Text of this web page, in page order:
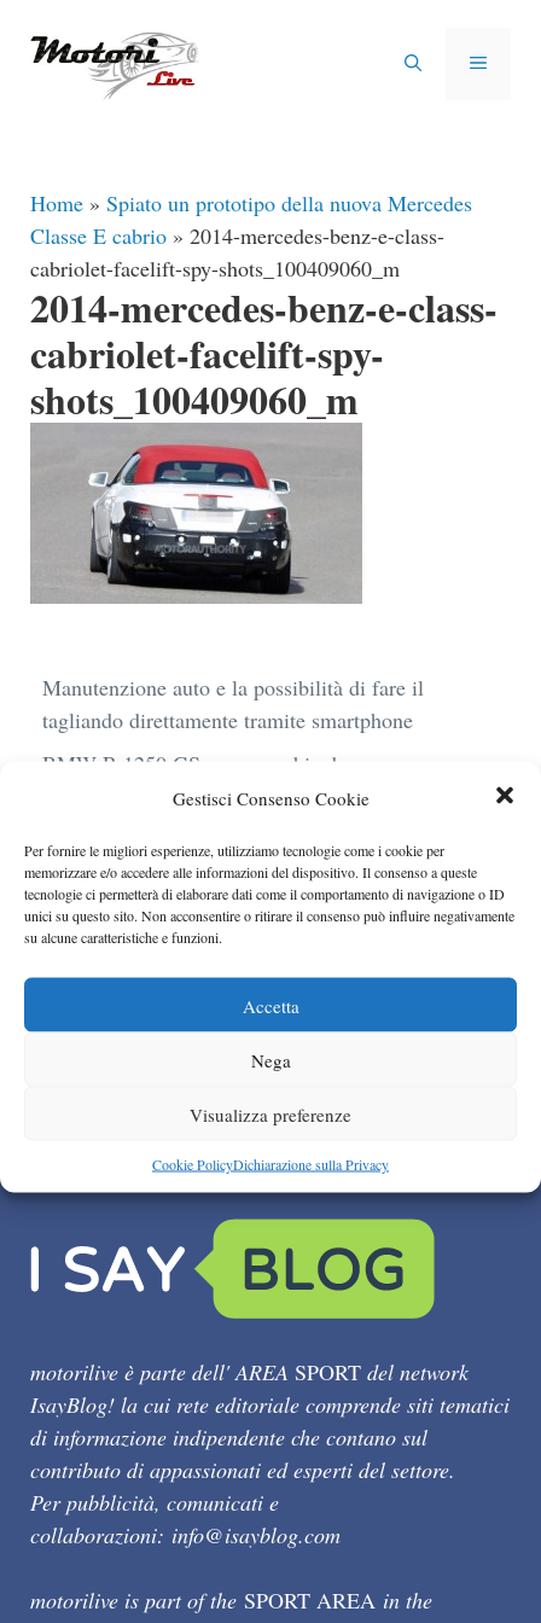
Gestisci Consenso Cookie
Per fornire le migliori esperienze, utilizziamo tecnologie come i cookie per
memorizzare e/o accedere alle informazioni del dispositivo. Il consenso a queste
tecnologie ci permetterà di elaborare dati come il comportamento di navigazione o ID
unici su questo sito. Non acconsentire o ritirare il consenso può influire negativamente
su alcune caratteristiche e funzioni.
Accetta
Nega
Visualizza preferenze
Cookie PolicyDichiarazione sulla Privacy
MENU
Home » Spiato un prototipo della nuova Mercedes
Classe E cabrio » 2014-mercedes-benz-e-class-
cabriolet-facelift-spy-shots_100409060_m
2014-mercedes-benz-e-class-
cabriolet-facelift-spy-
shots_100409060_m
Manutenzione auto e la possibilità di fare il
tagliando direttamente tramite smartphone
BMW R 1250 GS: cosa cambia davvero con uno
scarico aftermarket omologato
Audi Q4 e-Tron 40 Business elettrica: mobilità
sostenibile, stile, anche con noleggio a lungo
termine
Ufficiale l’arrivo degli stop lampeggianti
obbligatori in Italia
Le caratteristiche del motore Turbo 100 di
motorilive è parte dell' AREA SPORT del network
IsayBlog! la cui rete editoriale comprende siti tematici
di informazione indipendente che contano sul
contributo di appassionati ed esperti del settore.
Per pubblicità, comunicati e
collaborazioni: info@isayblog.com
motorilive is part of the SPORT AREA in the